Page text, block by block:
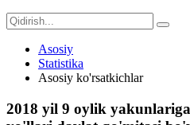
Asosiy
Statistika
Asosiy ko'rsatkichlar
2018 yil 9 oylik